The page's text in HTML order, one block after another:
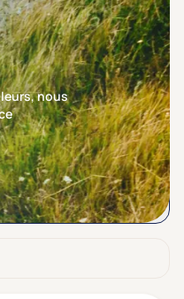
nous
en premier